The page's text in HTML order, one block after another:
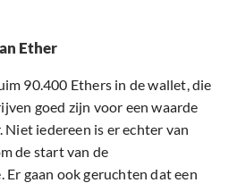
Ether
90.400 Ethers in de wallet, die
goed zijn voor een waarde
iedereen is er echter van
de start van de
gaan ook geruchten dat een